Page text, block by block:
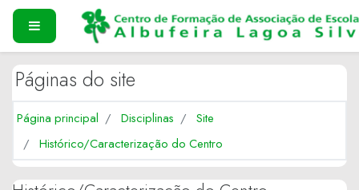
Ir para o conteúdo principal
PAINEL LATERAL
Páginas do site
Página principal Disciplinas
Site
Histórico/Caracterização do Centro